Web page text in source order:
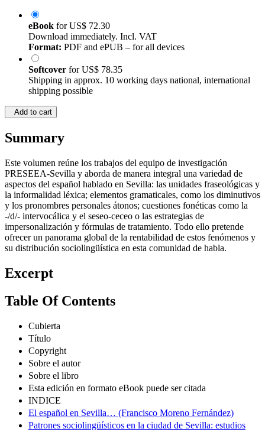
eBook forUS$ 72.30
Download immediately. Incl. VAT
Format: PDF and ePUB – for all devices
Softcover forUS$ 78.35
Shipping in approx. 10 working days national, international
shipping possible
Add to cart
Summary
Este volumen reúne los trabajos del equipo de investigación
PRESEEA-Sevilla y aborda de manera integral una variedad de
aspectos del español hablado en Sevilla: las unidades fraseológicas y
la informalidad léxica; elementos gramaticales, como los diminutivos
y los pronombres personales átonos; cuestiones fonéticas como la
-/d/- intervocálica y el seseo-ceceo o las estrategias de
impersonalización y fórmulas de tratamiento. Todo ello pretende
ofrecer un panorama global de la rentabilidad de estos fenómenos y
su distribución sociolingüística en esta comunidad de habla.
Excerpt
Table Of Contents
Cubierta
Título
Copyright
Sobre el autor
Sobre el libro
Esta edición en formato eBook puede ser citada
INDICE
El español en Sevilla… (Francisco Moreno Fernández)
Patrones sociolingüísticos en la ciudad de Sevilla: estudios